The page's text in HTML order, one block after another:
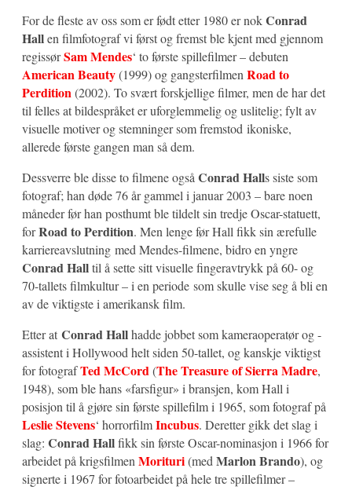
For de fleste av oss som er født etter 1980 er nokConrad
Hallen filmfotograf vi først og fremst ble kjent med gjennom
regissørSam Mendes‘ to første spillefilmer – debuten
American Beauty(1999) og gangsterfilmenRoad to
Perdition(2002). To svært forskjellige filmer, men de har det
til felles at bildespråket er uforglemmelig og uslitelig; fylt av
visuelle motiver og stemninger som fremstod ikoniske,
allerede første gangen man så dem.
Dessverre ble disse to filmene ogsåConrad Halls siste som
fotograf; han døde 76 år gammel i januar 2003 – bare noen
måneder før han posthumt ble tildelt sin tredje Oscar-statuett,
forRoad to Perdition. Men lenge før Hall fikk sin ærefulle
karriereavslutning med Mendes-filmene, bidro en yngre
Conrad Halltil å sette sitt visuelle fingeravtrykk på 60- og
70-tallets filmkultur – i en periode som skulle vise seg å bli en
av de viktigste i amerikansk film.
Etter at Conrad Hallhadde jobbet som kameraoperatør og -
assistent i Hollywood helt siden 50-tallet, og kanskje viktigst
for fotografTed McCord(The Treasure of Sierra Madre,
1948), som ble hans «farsfigur» i bransjen, kom Hall i
posisjon til å gjøre sin første spillefilm i 1965, som fotograf på
Leslie Stevens‘ horrorfilmIncubus. Deretter gikk det slag i
slag: Conrad Hallfikk sin første Oscar-nominasjon i 1966 for
arbeidet på krigsfilmenMorituri(medMarlon Brando), og
signerte i 1967 for fotoarbeidet på hele tre spillefilmer –